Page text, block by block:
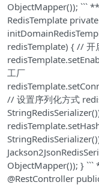
ObjectMapper()); ```
RedisTemplate
redisTemplate) { // 开
工厂
// 设置序列化方式
ObjectMapper()); }
@RestController